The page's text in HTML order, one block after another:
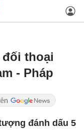
thoại
- Pháp
đánh dấu 5